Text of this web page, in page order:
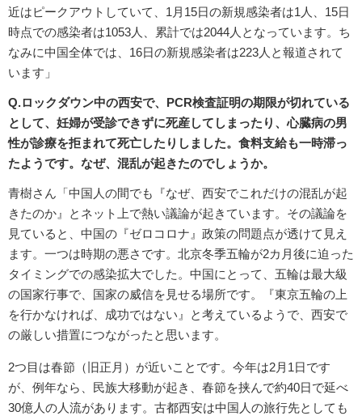
近はピークアウトしていて、1月15日の新規感染者は1人、15日
時点での感染者は1053人、累計では2044人となっています。ち
なみに中国全体では、16日の新規感染者は223人と報道されて
います」
Q.ロックダウン中の西安で、PCR検査証明の期限が切れている
として、妊婦が受診できずに死産してしまったり、心臓病の男
性が診療を拒まれて死亡したりしました。食料支給も一時滞っ
たようです。なぜ、混乱が起きたのでしょうか。
青樹さん「中国人の間でも『なぜ、西安でこれだけの混乱が起
きたのか』とネット上で熱い議論が起きています。その議論を
見ていると、中国の『ゼロコロナ』政策の問題点が透けて見え
ます。一つは時期の悪さです。北京冬季五輪が2カ月後に迫った
タイミングでの感染拡大でした。中国にとって、五輪は最大級
の国家行事で、国家の威信を見せる場所です。『東京五輪の上
を行かなければ、成功ではない』と考えているようで、西安で
の厳しい措置につながったと思います。
2つ目は春節（旧正月）が近いことです。今年は2月1日です
が、例年なら、民族大移動が起き、春節を挟んで約40日で延べ
30億人の人流があります。古都西安は中国人の旅行先としても